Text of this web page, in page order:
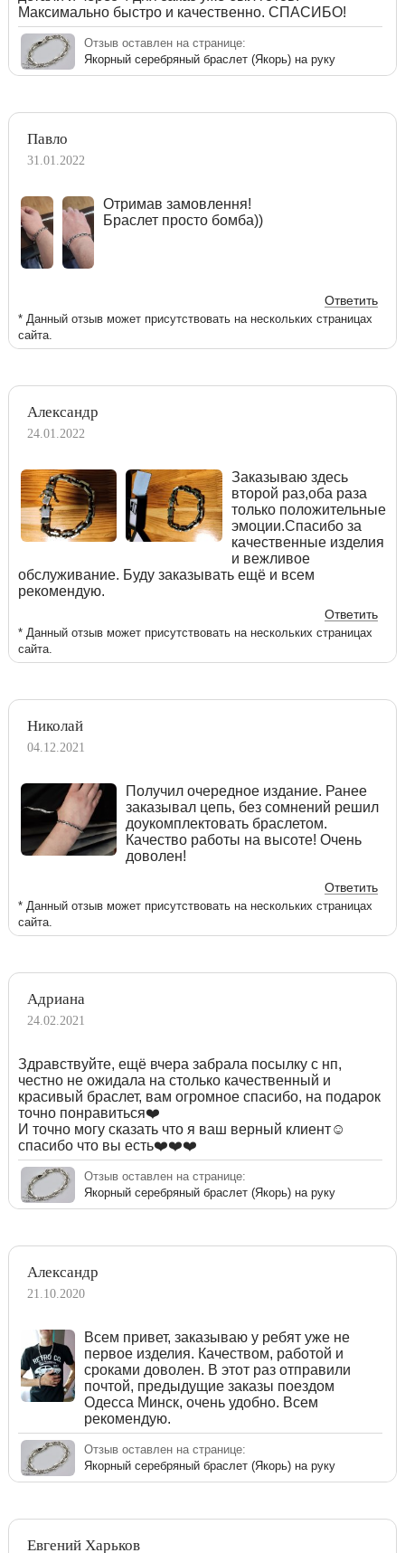
Максимально быстро и качественно. СПАСИБО!
Отзыв оставлен на странице:
Якорный серебряный браслет (Якорь) на руку
Павло
31.01.2022
Отримав замовлення!
Браслет просто бомба))
Ответить
* Данный отзыв может присутствовать на нескольких страницах
сайта.
Александр
24.01.2022
Заказываю здесь
второй раз,оба раза
только положительные
эмоции.Спасибо за
качественные изделия
и вежливое
обслуживание. Буду заказывать ещё и всем
рекомендую.
Ответить
* Данный отзыв может присутствовать на нескольких страницах
сайта.
Николай
04.12.2021
Получил очередное издание. Ранее
заказывал цепь, без сомнений решил
доукомплектовать браслетом.
Качество работы на высоте! Очень
доволен!
Ответить
* Данный отзыв может присутствовать на нескольких страницах
сайта.
Адриана
24.02.2021
Здравствуйте, ещё вчера забрала посылку с нп,
честно не ожидала на столько качественный и
красивый браслет, вам огромное спасибо, на подарок
точно понравиться❤️
И точно могу сказать что я ваш верный клиент☺️
спасибо что вы есть❤️❤️❤️
Отзыв оставлен на странице:
Якорный серебряный браслет (Якорь) на руку
Александр
21.10.2020
Всем привет, заказываю у ребят уже не
первое изделия. Качеством, работой и
сроками доволен. В этот раз отправили
почтой, предыдущие заказы поездом
Одесса Минск, очень удобно. Всем
рекомендую.
Отзыв оставлен на странице:
Якорный серебряный браслет (Якорь) на руку
Евгений Харьков